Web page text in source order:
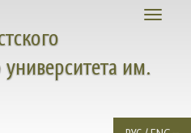
Toggle
университета им.